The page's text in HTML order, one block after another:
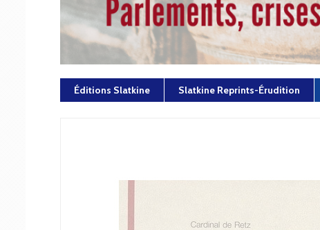
Éditions Slatkine Slatkine Reprints-Érudition